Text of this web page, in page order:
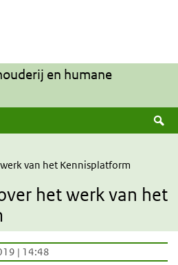
en humane
van het Kennisplatform
het werk van het
| 14:48